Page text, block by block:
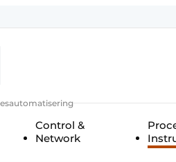
Control &
Network